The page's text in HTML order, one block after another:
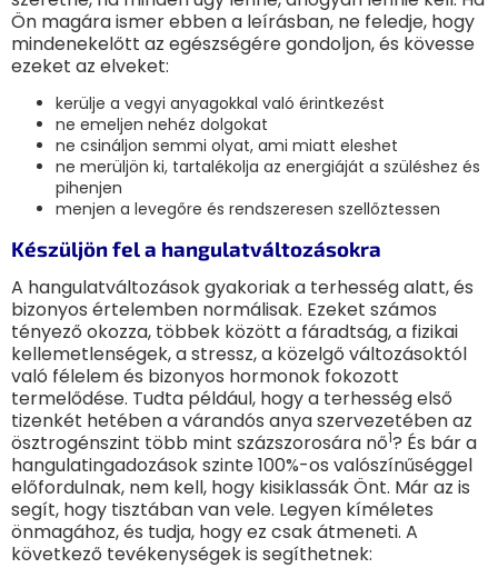
Ön magára ismer ebben a leírásban, ne feledje, hogy
mindenekelőtt az egészségére gondoljon, és kövesse
ezeket az elveket:
kerülje a vegyi anyagokkal való érintkezést
ne emeljen nehéz dolgokat
ne csináljon semmi olyat, ami miatt eleshet
ne merüljön ki, tartalékolja az energiáját a szüléshez és
pihenjen
menjen a levegőre és rendszeresen szellőztessen
Készüljön fel a hangulatváltozásokra
A hangulatváltozások gyakoriak a terhesség alatt, és
bizonyos értelemben normálisak. Ezeket számos
tényező okozza, többek között a fáradtság, a fizikai
kellemetlenségek, a stressz, a közelgő változásoktól
való félelem és bizonyos hormonok fokozott
termelődése. Tudta például, hogy a terhesség első
tizenkét hetében a várandós anya szervezetében az
ösztrogénszint több mint százszorosára nő1? És bár a
hangulatingadozások szinte 100%-os valószínűséggel
előfordulnak, nem kell, hogy kisiklassák Önt. Már az is
segít, hogy tisztában van vele. Legyen kíméletes
önmagához, és tudja, hogy ez csak átmeneti. A
következő tevékenységek is segíthetnek: